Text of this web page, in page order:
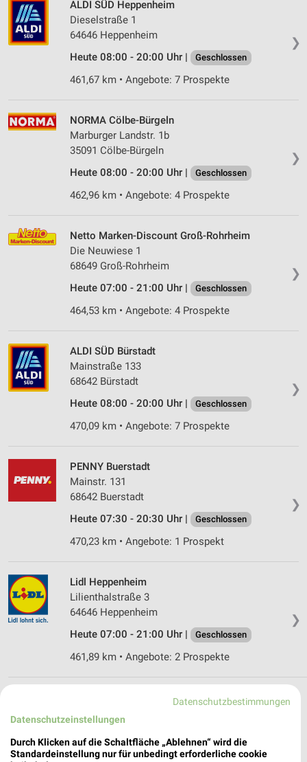
❯
ALDI SÜD Heppenheim
Dieselstraße 1
64646 Heppenheim
Heute 08:00 - 20:00 Uhr |
Geschlossen
461,67 km • Angebote: 7 Prospekte
❯
NORMA Cölbe-Bürgeln
Marburger Landstr. 1b
35091 Cölbe-Bürgeln
Heute 08:00 - 20:00 Uhr |
Geschlossen
462,96 km • Angebote: 4 Prospekte
❯
Netto Marken-Discount Groß-Rohrheim
Die Neuwiese 1
68649 Groß-Rohrheim
Heute 07:00 - 21:00 Uhr |
Geschlossen
464,53 km • Angebote: 4 Prospekte
❯
ALDI SÜD Bürstadt
Mainstraße 133
68642 Bürstadt
Heute 08:00 - 20:00 Uhr |
Geschlossen
470,09 km • Angebote: 7 Prospekte
❯
PENNY Buerstadt
Mainstr. 131
68642 Buerstadt
Heute 07:30 - 20:30 Uhr |
Geschlossen
470,23 km • Angebote: 1 Prospekt
❯
Lidl Heppenheim
Lilienthalstraße 3
64646 Heppenheim
Heute 07:00 - 21:00 Uhr |
Geschlossen
461,89 km • Angebote: 2 Prospekte
Discounter Angebote und Prospekte für
Einhausen
17 Prospekte
Datenschutzbestimmungen
Datenschutzeinstellungen
Durch Klicken auf die Schaltfläche „Ablehnen“ wird die
Standardeinstellung nur für unbedingt erforderliche cookie